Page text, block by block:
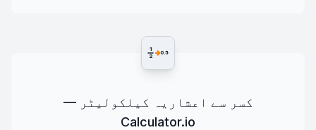
1
2
0.5
کسر سے اعشاریہ کیلکولیٹر —
Calculator.io